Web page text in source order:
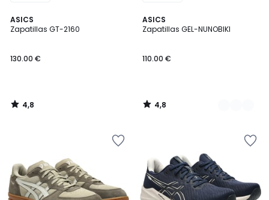
ASICS
Zapatillas GT-2160
130.00 €
4,8
/ 5
4,8
/
ASICS
Zapatillas GEL-NUNOBIKI
110.00 €
4,8
/ 5
3
Colores
4,8
/